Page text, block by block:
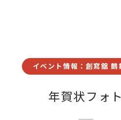
イベント情報：創寫舘 鶴
年賀状フォト